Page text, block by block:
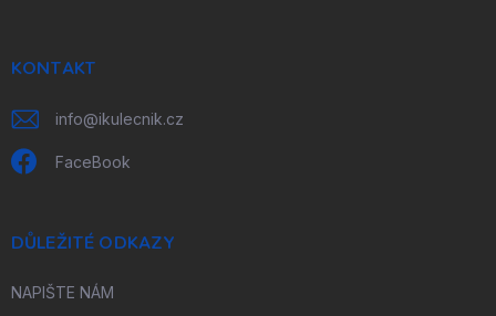
KONTAKT
info@ikulecnik.cz
FaceBook
DŮLEŽITÉ ODKAZY
NAPIŠTE NÁM